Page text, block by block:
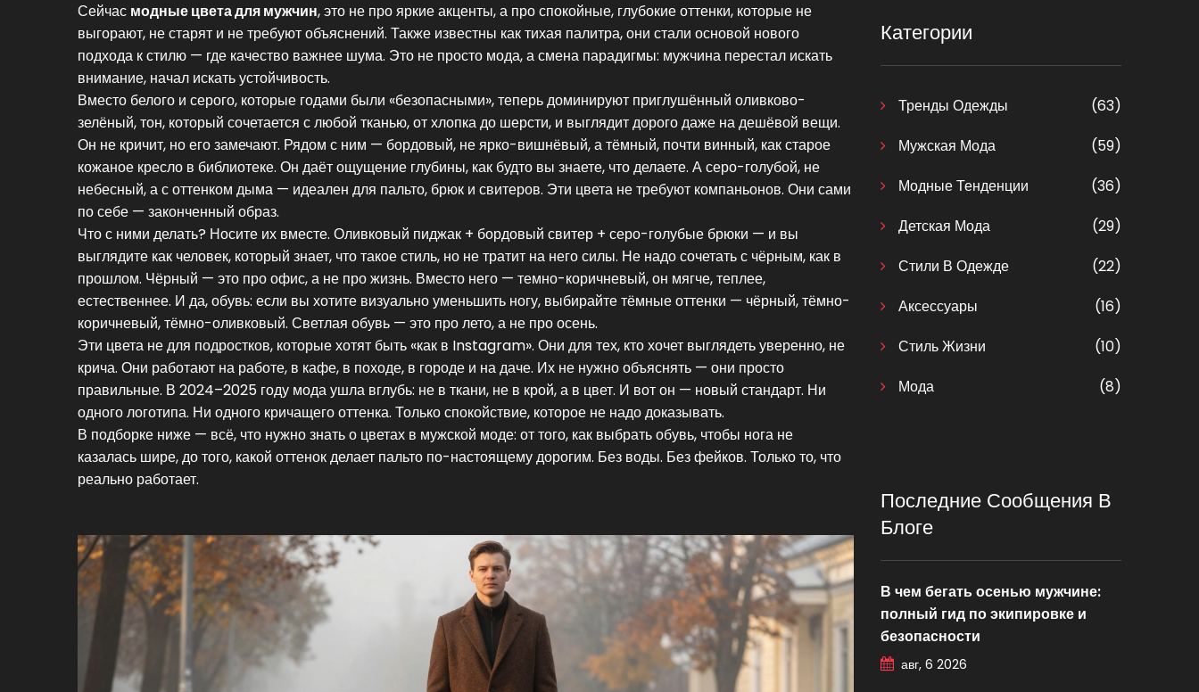
Сейчас модные цвета для мужчин,это не про яркие акценты, а про спокойные, глубокие оттенки, которые не
выгорают, не старят и не требуют объяснений. Также известны кактихая палитра, они стали основой нового
подхода к стилю — где качество важнее шума. Это не просто мода, а смена парадигмы: мужчина перестал искать
внимание, начал искать устойчивость.
Вместо белого и серого, которые годами были «безопасными», теперь доминируют приглушённый оливково-
зелёный,тон, который сочетается с любой тканью, от хлопка до шерсти, и выглядит дорого даже на дешёвой вещи.
Он не кричит, но его замечают. Рядом с ним — бордовый, не ярко-вишнёвый, а тёмный, почти винный, как старое
кожаное кресло в библиотеке. Он даёт ощущение глубины, как будто вы знаете, что делаете. Асеро-голубой, не
небесный, а с оттенком дыма — идеален для пальто, брюк и свитеров. Эти цвета не требуют компаньонов. Они сами
по себе — законченный образ.
Что с ними делать? Носите их вместе. Оливковый пиджак + бордовый свитер + серо-голубые брюки — и вы
выглядите как человек, который знает, что такое стиль, но не тратит на него силы. Не надо сочетать с чёрным, как в
прошлом. Чёрный — это про офис, а не про жизнь. Вместо него — темно-коричневый, он мягче, теплее,
естественнее. И да, обувь: если вы хотите визуально уменьшить ногу, выбирайте тёмные оттенки — чёрный, тёмно-
коричневый, тёмно-оливковый. Светлая обувь — это про лето, а не про осень.
Эти цвета не для подростков, которые хотят быть «как в Instagram». Они для тех, кто хочет выглядеть уверенно, не
крича. Они работают на работе, в кафе, в походе, в городе и на даче. Их не нужно объяснять — они просто
правильные. В 2024–2025 году мода ушла вглубь: не в ткани, не в крой, а в цвет. И вот он — новый стандарт. Ни
одного логотипа. Ни одного кричащего оттенка. Только спокойствие, которое не надо доказывать.
В подборке ниже — всё, что нужно знать о цветах в мужской моде: от того, как выбрать обувь, чтобы нога не
казалась шире, до того, какой оттенок делает пальто по-настоящему дорогим. Без воды. Без фейков. Только то, что
реально работает.
Категории
Тренды Одежды
(63)
Мужская Мода
(59)
Модные Тенденции
(36)
Детская Мода
(29)
Стили В Одежде
(22)
Аксессуары
(16)
Стиль Жизни
(10)
Мода
(8)
Последние Сообщения В
Блоге
В чем бегать осенью мужчине:
полный гид по экипировке и
безопасности
авг, 6 2026